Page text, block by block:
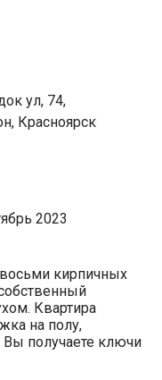
ул, 74,
Красноярск
2023
кирпичных
Квартира
на полу,
Вы получаете ключи